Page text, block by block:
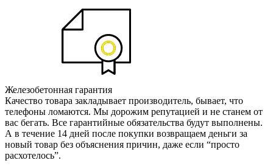
Железобетонная гарантия
Качество товара закладывает производитель, бывает, что
телефоны ломаются. Мы дорожим репутацией и не станем от
вас бегать. Все гарантийные обязательства будут выполнены.
А в течение 14 дней после покупки возвращаем деньги за
новый товар без объяснения причин, даже если “просто
расхотелось”.